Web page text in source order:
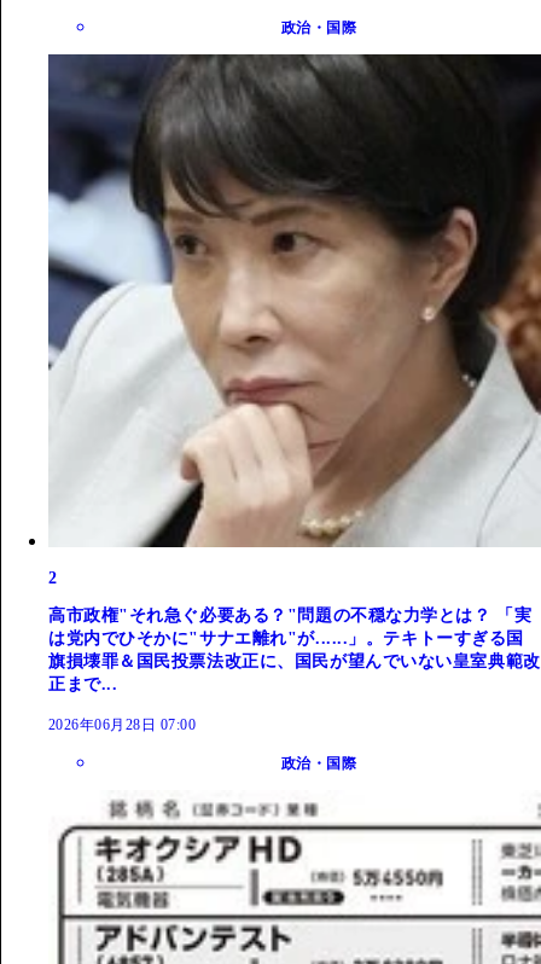
政治・国際
2
高市政権"それ急ぐ必要ある？"問題の不穏な力学とは？ 「実
は党内でひそかに"サナエ離れ"が......」。テキトーすぎる国
旗損壊罪＆国民投票法改正に、国民が望んでいない皇室典範改
正まで...
2026年06月28日 07:00
政治・国際